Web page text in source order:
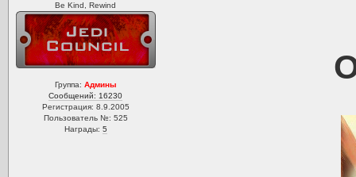
Be Kind, Rewind
Группа: Админы
Сообщений: 16230
Регистрация: 8.9.2005
Пользователь №: 525
Награды: 5